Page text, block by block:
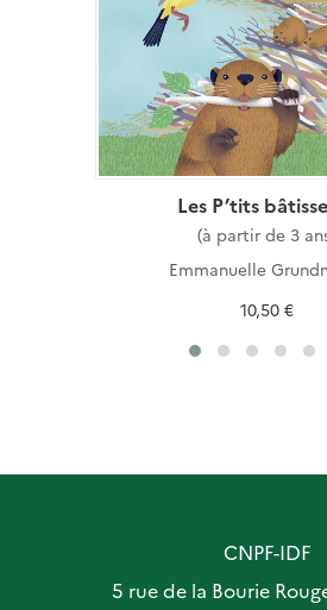
Les P’tits
(à partir de 3
Emmanuelle
10,50 €
CNPF-IDF
5 rue de la Bourie